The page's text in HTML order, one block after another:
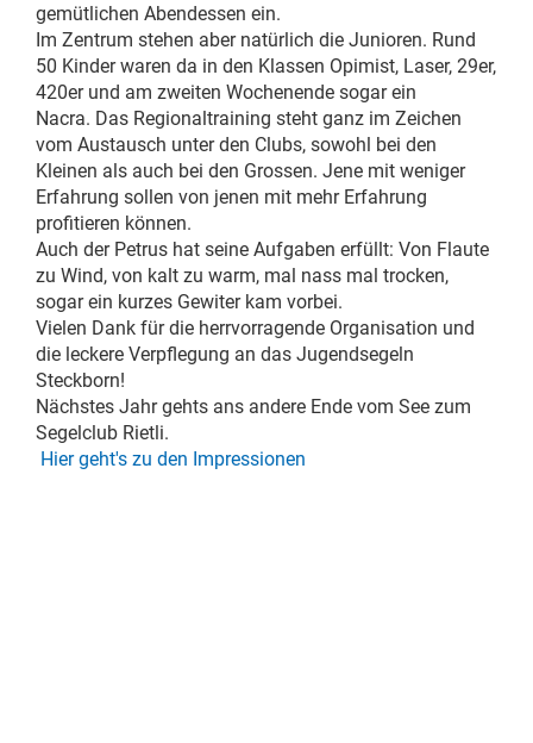
gemütlichen Abendessen ein.
Im Zentrum stehen aber natürlich die Junioren. Rund
50 Kinder waren da in den Klassen Opimist, Laser, 29er,
420er und am zweiten Wochenende sogar ein
Nacra. Das Regionaltraining steht ganz im Zeichen
vom Austausch unter den Clubs, sowohl bei den
Kleinen als auch bei den Grossen. Jene mit weniger
Erfahrung sollen von jenen mit mehr Erfahrung
profitieren können.
Auch der Petrus hat seine Aufgaben erfüllt: Von Flaute
zu Wind, von kalt zu warm, mal nass mal trocken,
sogar ein kurzes Gewiter kam vorbei.
Vielen Dank für die herrvorragende Organisation und
die leckere Verpflegung an das Jugendsegeln
Steckborn!
Nächstes Jahr gehts ans andere Ende vom See zum
Segelclub Rietli.
Hier geht's zu den Impressionen